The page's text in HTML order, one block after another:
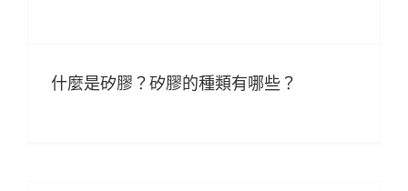
什麼是矽膠？矽膠的種類有哪些？